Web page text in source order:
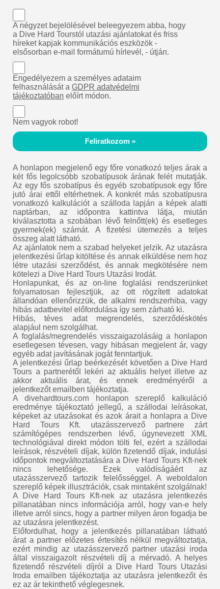
A négyzet bejelölésével beleegyezem abba, hogy
a Dive Hard Tourstól utazási ajánlatokat és friss
híreket kapjak kommunikációs eszközök -
elsősorban e-mail formátumú hírlevél, - útján.
Engedélyezem a személyes adataim
felhasználását aGDPR adatvédelmi
tájékoztatóban előírt módon.
Nem vagyok robot!
Feliratkozom »
A honlapon megjelenő egy főre vonatkozó teljes árak a
két fős legolcsóbb szobatípusok árának felét mutatják.
Az egy fős szobatípus és egyéb szobatípusok egy főre
jutó árai ettől eltérhetnek. A konkrét más szobatípusra
vonatkozó kalkulációt a szálloda lapján a képek alatti
naptárban, az időpontra kattintva látja, miután
kiválasztotta a szobában lévő felnőtt(ek) és esetleges
gyermek(ek) számát. A fizetési ütemezés a teljes
összeg alatt látható.
Az ajánlatok nem a szabad helyeket jelzik. Az utazásra
jelentkezési űrlap kitöltése és annak elküldése nem hoz
létre utazási szerződést, és annak megkötésére nem
kötelezi a Dive Hard Tours Utazási Irodát.
Honlapunkat, és az on-line foglalási rendszerünket
folyamatosan fejlesztjük, az ott rögzített adatokat
állandóan ellenőrizzük, de alkalmi rendszerhiba, vagy
hibás adatbevitel előfordulása így sem zárható ki.
Hibás, téves adat megrendelés, szerződéskötés
alapjául nem szolgálhat.
A foglalás/megrendelés visszaigazolásáig a honlapon
esetlegesen tévesen, vagy hibásan megjelent ár, vagy
egyéb adat javításának jogát fenntartjuk.
A jelentkezési űrlap beérkezését követően a Dive Hard
Tours a partnerétől lekéri az aktuális helyet illetve az
akkor aktuális árat, és ennek eredményéről a
jelentkezőt emailben tájékoztatja.
A divehardtours.com honlapon szereplő kalkuláció
eredménye tájékoztató jellegű, a szállodai leírásokat,
képeket az utazásokat és azok árait a honlapra a Dive
Hard Tours Kft. utazásszervező partnere zárt
számítógépes rendszerben lévő, úgynevezett XML
technológiával direkt módon tölti fel, ezért a szállodai
leírások, részvételi díjak, külön fizetendő díjak, indulási
időpontok megváltoztatására a Dive Hard Tours Kft-nek
nincs lehetősége. Ezek valódíságáért az
utazásszervező tartozik felelősséggel. A weboldalon
szereplő képek illusztrációk, csak mintaként szolgálnak!
A Dive Hard Tours Kft-nek az utazásra jelentkezés
pillanatában nincs információja arról, hogy van-e hely
illetve arról sincs, hogy a partner milyen áron fogadja be
az utazásra jelentkezést.
Előfordulhat, hogy a jelentkezés pillanatában látható
árat a partner előzetes értesítés nélkül megváltoztatja,
ezért mindig az utazásszervező partner utazási iroda
által visszaigazolt részvételi díj a mérvadó. A helyes
fizetendő részvételi díjról a Dive Hard Tours Utazási
Iroda emailben tájékoztatja az utazásra jelentkezőt és
ez az ár tekinthető véglegesnek.